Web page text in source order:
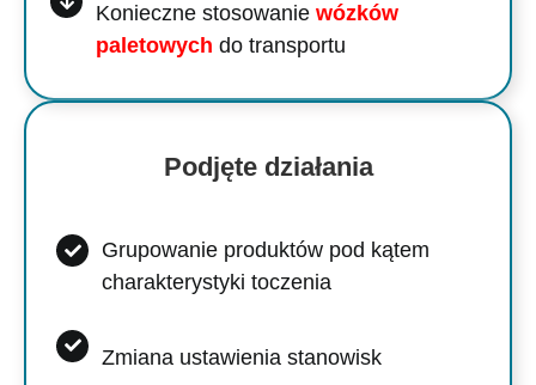
Konieczne stosowaniewózków
paletowychdo transportu
Podjęte działania
Grupowanie produktów pod kątem
charakterystyki toczenia
Zmiana ustawienia stanowisk